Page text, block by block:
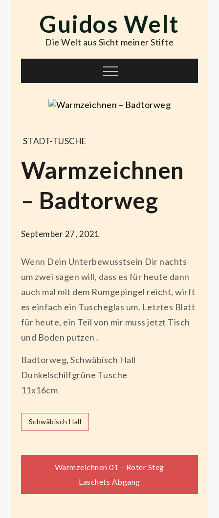
contentGuidos Welt
Die Welt aus Sicht meiner Stifte
Menu
STADT-TUSCHE
Warmzeichnen
– Badtorweg
September 27, 2021
Wenn Dein Unterbewusstsein Dir nachts
um zwei sagen will, dass es für heute dann
auch mal mit dem Rumgepingel reicht, wirft
es einfach ein Tuscheglas um. Letztes Blatt
für heute, ein Teil von mir muss jetzt Tisch
und Boden putzen .
Badtorweg, Schwäbisch Hall
Dunkelschilfgrüne Tusche
11x16cm
Schwäbisch Hall
Beitragsnavigation
Warmzeichnen 01 – Roter Steg
Laschets Abgang